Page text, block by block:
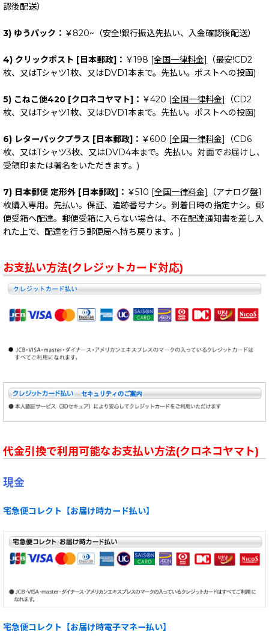
認後配送）
3) ゆうパック： ￥820~（安全!銀行振込先払い、入金確認後配送）
4) クリックポスト [日本郵政]： ￥198 [全国一律料金]
（最安!CD2
枚、又はTシャツ1枚、又はDVD1本まで。先払い。ポストへの投函)
5) こねこ便420 [クロネコヤマト]： ￥420 [全国一律料金]
（CD2
枚、又はTシャツ1枚、又はDVD1本まで。先払い。ポストへの投函)
6) レターパックプラス [日本郵政]： ￥600 [全国一律料金]
（CD6
枚、又はTシャツ3枚、又はDVD4本まで。先払い。対面でお届けし、
受領印または署名をいただきます。)
7) 日本郵便 定形外 [日本郵政]： ￥510 [全国一律料金]
（アナログ盤1
枚購入専用。先払い。保証、追跡番号ナシ。到着日時の指定ナシ。郵
便受箱へ配達。郵便受箱に入らない場合は、不在配達通知書を差し入
れた上で、配達を行う郵便局へ持ち戻ります。)
お支払い方法(クレジットカード対応)
代金引換で利用可能なお支払い方法(クロネコヤマト)
現金
宅急便コレクト【お届け時カード払い】
宅急便コレクト【お届け時電子マネー払い】